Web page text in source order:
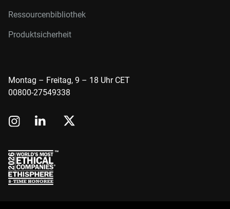
Ressourcenbibliothek
Produktsicherheit
Montag – Freitag, 9 – 18 Uhr CET
00800-27549338